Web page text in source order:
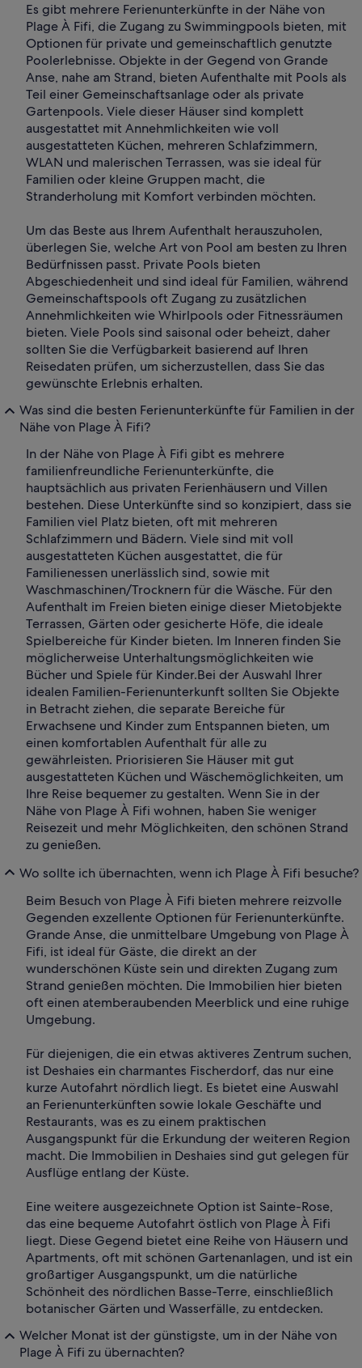
Es gibt mehrere Ferienunterkünfte in der Nähe von
Plage À Fifi, die Zugang zu Swimmingpools bieten, mit
Optionen für private und gemeinschaftlich genutzte
Poolerlebnisse. Objekte in der Gegend von Grande
Anse, nahe am Strand, bieten Aufenthalte mit Pools als
Teil einer Gemeinschaftsanlage oder als private
Gartenpools. Viele dieser Häuser sind komplett
ausgestattet mit Annehmlichkeiten wie voll
ausgestatteten Küchen, mehreren Schlafzimmern,
WLAN und malerischen Terrassen, was sie ideal für
Familien oder kleine Gruppen macht, die
Stranderholung mit Komfort verbinden möchten.
Um das Beste aus Ihrem Aufenthalt herauszuholen,
überlegen Sie, welche Art von Pool am besten zu Ihren
Bedürfnissen passt. Private Pools bieten
Abgeschiedenheit und sind ideal für Familien, während
Gemeinschaftspools oft Zugang zu zusätzlichen
Annehmlichkeiten wie Whirlpools oder Fitnessräumen
bieten. Viele Pools sind saisonal oder beheizt, daher
sollten Sie die Verfügbarkeit basierend auf Ihren
Reisedaten prüfen, um sicherzustellen, dass Sie das
gewünschte Erlebnis erhalten.
Was sind die besten Ferienunterkünfte für Familien in der
Nähe von Plage À Fifi?
In der Nähe von Plage À Fifi gibt es mehrere
familienfreundliche Ferienunterkünfte, die
hauptsächlich aus privaten Ferienhäusern und Villen
bestehen. Diese Unterkünfte sind so konzipiert, dass sie
Familien viel Platz bieten, oft mit mehreren
Schlafzimmern und Bädern. Viele sind mit voll
ausgestatteten Küchen ausgestattet, die für
Familienessen unerlässlich sind, sowie mit
Waschmaschinen/Trocknern für die Wäsche. Für den
Aufenthalt im Freien bieten einige dieser Mietobjekte
Terrassen, Gärten oder gesicherte Höfe, die ideale
Spielbereiche für Kinder bieten. Im Inneren finden Sie
möglicherweise Unterhaltungsmöglichkeiten wie
Bücher und Spiele für Kinder.Bei der Auswahl Ihrer
idealen Familien-Ferienunterkunft sollten Sie Objekte
in Betracht ziehen, die separate Bereiche für
Erwachsene und Kinder zum Entspannen bieten, um
einen komfortablen Aufenthalt für alle zu
gewährleisten. Priorisieren Sie Häuser mit gut
ausgestatteten Küchen und Wäschemöglichkeiten, um
Ihre Reise bequemer zu gestalten. Wenn Sie in der
Nähe von Plage À Fifi wohnen, haben Sie weniger
Reisezeit und mehr Möglichkeiten, den schönen Strand
zu genießen.
Wo sollte ich übernachten, wenn ich Plage À Fifi besuche?
Beim Besuch von Plage À Fifi bieten mehrere reizvolle
Gegenden exzellente Optionen für Ferienunterkünfte.
Grande Anse, die unmittelbare Umgebung von Plage À
Fifi, ist ideal für Gäste, die direkt an der
wunderschönen Küste sein und direkten Zugang zum
Strand genießen möchten. Die Immobilien hier bieten
oft einen atemberaubenden Meerblick und eine ruhige
Umgebung.
Für diejenigen, die ein etwas aktiveres Zentrum suchen,
ist Deshaies ein charmantes Fischerdorf, das nur eine
kurze Autofahrt nördlich liegt. Es bietet eine Auswahl
an Ferienunterkünften sowie lokale Geschäfte und
Restaurants, was es zu einem praktischen
Ausgangspunkt für die Erkundung der weiteren Region
macht. Die Immobilien in Deshaies sind gut gelegen für
Ausflüge entlang der Küste.
Eine weitere ausgezeichnete Option ist Sainte-Rose,
das eine bequeme Autofahrt östlich von Plage À Fifi
liegt. Diese Gegend bietet eine Reihe von Häusern und
Apartments, oft mit schönen Gartenanlagen, und ist ein
großartiger Ausgangspunkt, um die natürliche
Schönheit des nördlichen Basse-Terre, einschließlich
botanischer Gärten und Wasserfälle, zu entdecken.
Welcher Monat ist der günstigste, um in der Nähe von
Plage À Fifi zu übernachten?